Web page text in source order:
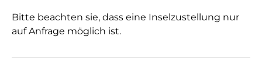
Bitte beachten sie, dass eine Inselzustellung nur
auf Anfrage möglich ist.